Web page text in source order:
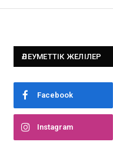
ӘЛЕУМЕТТІК ЖЕЛІЛЕР
Facebook
Instagram